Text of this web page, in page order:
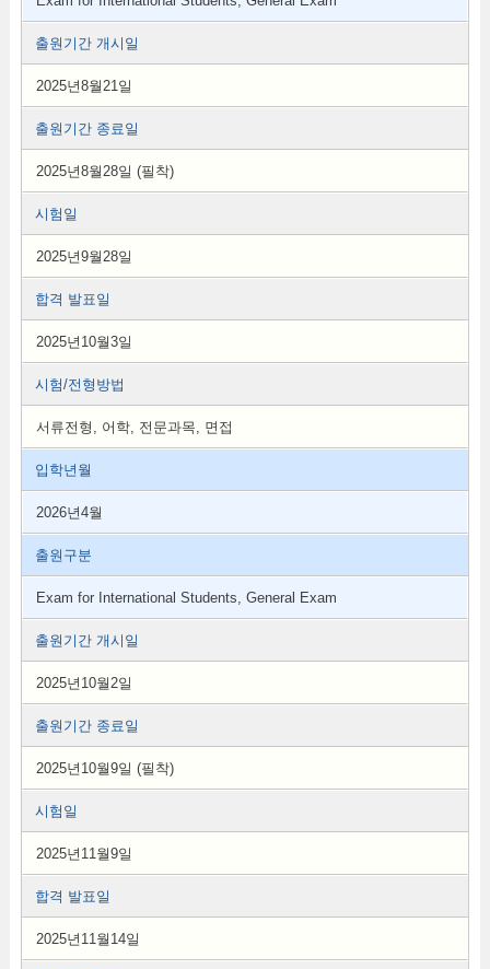
출원기간 개시일
2025년8월21일
출원기간 종료일
2025년8월28일 (필착)
시험일
2025년9월28일
합격 발표일
2025년10월3일
시험/전형방법
서류전형, 어학, 전문과목, 면접
입학년월
2026년4월
출원구분
Exam for International Students, General Exam
출원기간 개시일
2025년10월2일
출원기간 종료일
2025년10월9일 (필착)
시험일
2025년11월9일
합격 발표일
2025년11월14일